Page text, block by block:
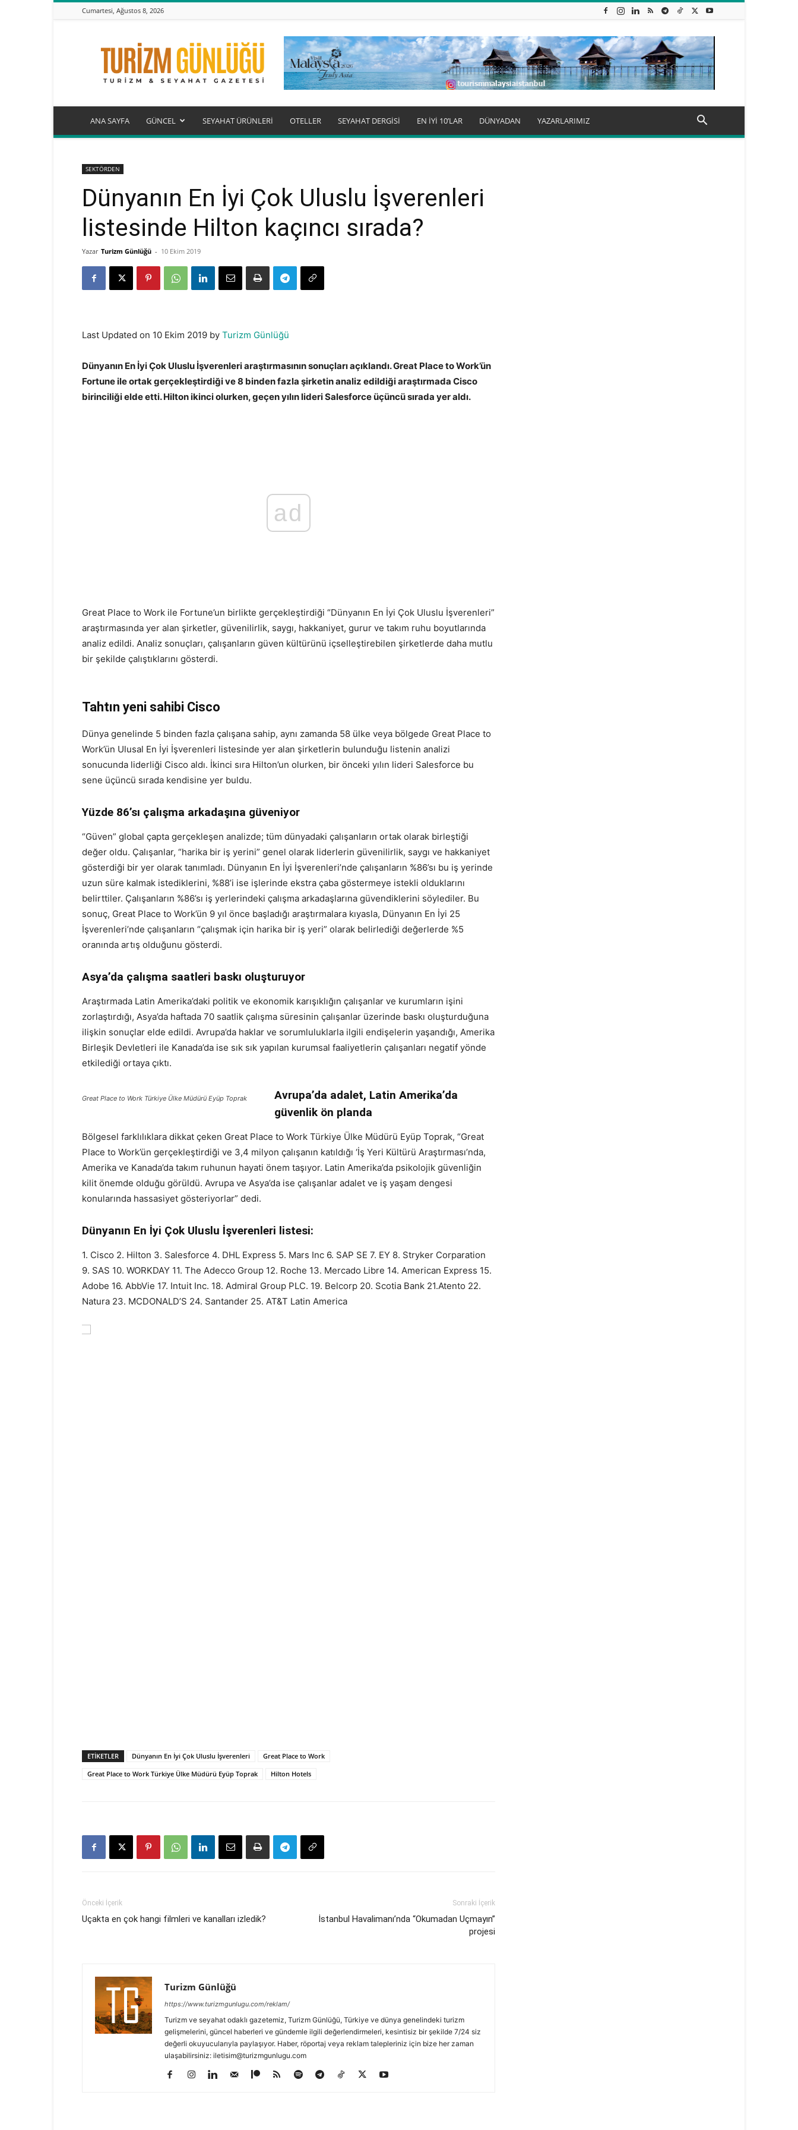
Cumartesi, Ağustos 8, 2026
Turizm
Günlüğü
ANA SAYFA GÜNCEL SEYAHAT ÜRÜNLERİ OTELLER SEYAHAT DERGİSİ EN İYİ 10’LAR DÜNYADAN YAZARLARIMIZ
SEKTÖRDEN
Dünyanın En İyi Çok Uluslu İşverenleri
listesinde Hilton kaçıncı sırada?
Yazar Turizm Günlüğü - 10 Ekim 2019
Last Updated on 10 Ekim 2019 by Turizm Günlüğü
Dünyanın En İyi Çok Uluslu İşverenleri araştırmasının sonuçları açıklandı. Great Place to Work’ün
Fortune ile ortak gerçekleştirdiği ve 8 binden fazla şirketin analiz edildiği araştırmada Cisco
birinciliği elde etti. Hilton ikinci olurken, geçen yılın lideri Salesforce üçüncü sırada yer aldı.
ad
Great Place to Work ile Fortune’un birlikte gerçekleştirdiği “Dünyanın En İyi Çok Uluslu İşverenleri”
araştırmasında yer alan şirketler, güvenilirlik, saygı, hakkaniyet, gurur ve takım ruhu boyutlarında
analiz edildi. Analiz sonuçları, çalışanların güven kültürünü içselleştirebilen şirketlerde daha mutlu
bir şekilde çalıştıklarını gösterdi.
Tahtın yeni sahibi Cisco
Dünya genelinde 5 binden fazla çalışana sahip, aynı zamanda 58 ülke veya bölgede Great Place to
Work’ün Ulusal En İyi İşverenleri listesinde yer alan şirketlerin bulunduğu listenin analizi
sonucunda liderliği Cisco aldı. İkinci sıra Hilton’un olurken, bir önceki yılın lideri Salesforce bu
sene üçüncü sırada kendisine yer buldu.
Yüzde 86’sı çalışma arkadaşına güveniyor
“Güven” global çapta gerçekleşen analizde; tüm dünyadaki çalışanların ortak olarak birleştiği
değer oldu. Çalışanlar, “harika bir iş yerini” genel olarak liderlerin güvenilirlik, saygı ve hakkaniyet
gösterdiği bir yer olarak tanımladı. Dünyanın En İyi İşverenleri’nde çalışanların %86’sı bu iş yerinde
uzun süre kalmak istediklerini, %88’i ise işlerinde ekstra çaba göstermeye istekli olduklarını
belirttiler. Çalışanların %86’sı iş yerlerindeki çalışma arkadaşlarına güvendiklerini söylediler. Bu
sonuç, Great Place to Work’ün 9 yıl önce başladığı araştırmalara kıyasla, Dünyanın En İyi 25
İşverenleri’nde çalışanların “çalışmak için harika bir iş yeri” olarak belirlediği değerlerde %5
oranında artış olduğunu gösterdi.
Asya’da çalışma saatleri baskı oluşturuyor
Araştırmada Latin Amerika’daki politik ve ekonomik karışıklığın çalışanlar ve kurumların işini
zorlaştırdığı, Asya’da haftada 70 saatlik çalışma süresinin çalışanlar üzerinde baskı oluşturduğuna
ilişkin sonuçlar elde edildi. Avrupa’da haklar ve sorumluluklarla ilgili endişelerin yaşandığı, Amerika
Birleşik Devletleri ile Kanada’da ise sık sık yapılan kurumsal faaliyetlerin çalışanları negatif yönde
etkilediği ortaya çıktı.
Great Place to Work Türkiye Ülke Müdürü Eyüp Toprak
Avrupa’da adalet, Latin Amerika’da
güvenlik ön planda
Bölgesel farklılıklara dikkat çeken Great Place to Work Türkiye Ülke Müdürü Eyüp Toprak, “Great
Place to Work’ün gerçekleştirdiği ve 3,4 milyon çalışanın katıldığı ‘İş Yeri Kültürü Araştırması’nda,
Amerika ve Kanada’da takım ruhunun hayati önem taşıyor. Latin Amerika’da psikolojik güvenliğin
kilit önemde olduğu görüldü. Avrupa ve Asya’da ise çalışanlar adalet ve iş yaşam dengesi
konularında hassasiyet gösteriyorlar” dedi.
Dünyanın En İyi Çok Uluslu İşverenleri listesi:
1. Cisco 2. Hilton 3. Salesforce 4. DHL Express 5. Mars Inc 6. SAP SE 7. EY 8. Stryker Corparation
9. SAS 10. WORKDAY 11. The Adecco Group 12. Roche 13. Mercado Libre 14. American Express 15.
Adobe 16. AbbVie 17. Intuit Inc. 18. Admiral Group PLC. 19. Belcorp 20. Scotia Bank 21.Atento 22.
Natura 23. MCDONALD’S 24. Santander 25. AT&T Latin America
ETIKETLER Dünyanın En İyi Çok Uluslu İşverenleri
Great Place to Work
Great Place to Work Türkiye Ülke Müdürü Eyüp Toprak
Hilton Hotels
Önceki İçerik
Uçakta en çok hangi filmleri ve kanalları izledik?
Sonraki İçerik
İstanbul Havalimanı’nda “Okumadan Uçmayın”
projesi
Turizm Günlüğü
https://www.turizmgunlugu.com/reklam/
Turizm ve seyahat odaklı gazetemiz, Turizm Günlüğü, Türkiye ve dünya genelindeki turizm
gelişmelerini, güncel haberleri ve gündemle ilgili değerlendirmeleri, kesintisiz bir şekilde 7/24 siz
değerli okuyucularıyla paylaşıyor. Haber, röportaj veya reklam talepleriniz için bize her zaman
ulaşabilirsiniz: iletisim@turizmgunlugu.com